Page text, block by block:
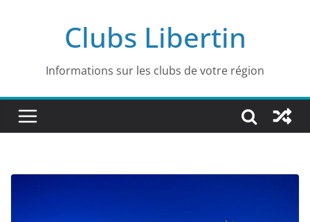
Clubs Libertin
Informations sur les clubs de votre région